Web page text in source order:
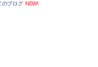
のブログ NEW!